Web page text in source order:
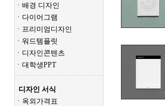
ㆍ배경 디자인
ㆍ다이어그램
ㆍ프리미엄디자인
ㆍ워드템플릿
ㆍ디자인콘텐츠
ㆍ대학생PPT
디자인 서식
ㆍ옥외가격표